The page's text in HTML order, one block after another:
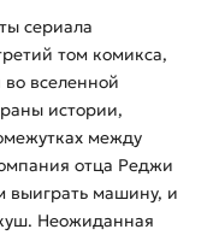
сериала
том комикса,
вселенной
истории,
между
отца Реджи
выиграть машину, и
Неожиданная